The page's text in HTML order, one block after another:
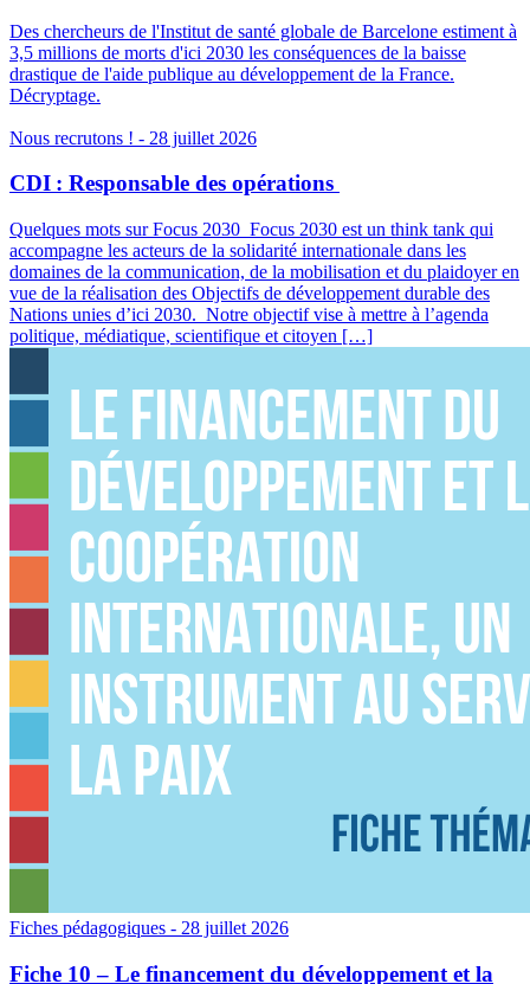
Des chercheurs de l'Institut de santé globale de Barcelone estiment à
3,5 millions de morts d'ici 2030 les conséquences de la baisse
drastique de l'aide publique au développement de la France.
Décryptage.
Nous recrutons ! - 28 juillet 2026
CDI : Responsable des opérations
Quelques mots sur Focus 2030 Focus 2030 est un think tank qui
accompagne les acteurs de la solidarité internationale dans les
domaines de la communication, de la mobilisation et du plaidoyer en
vue de la réalisation des Objectifs de développement durable des
Nations unies d’ici 2030. Notre objectif vise à mettre à l’agenda
politique, médiatique, scientifique et citoyen […]
Fiches pédagogiques - 28 juillet 2026
Fiche 10 – Le financement du développement et la